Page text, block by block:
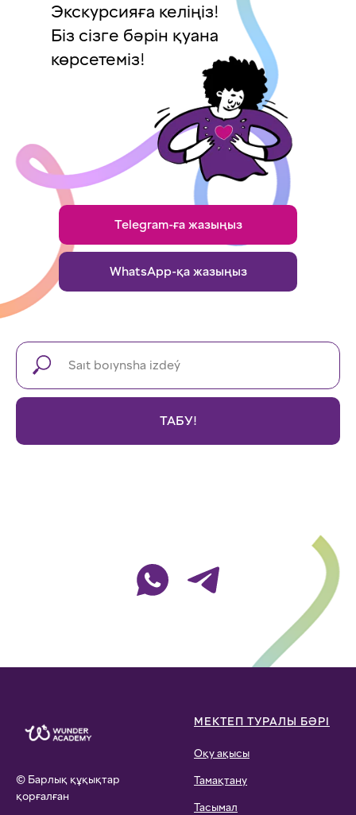
Экскурсияға келіңіз!
Біз сізге бәрін қуана
көрсетеміз!
Telegram-ға жазыңыз
WhatsApp-қа жазыңыз
ТАБУ!
© Барлық құқықтар
қорғалған
МЕКТЕП ТУРАЛЫ БӘРІ
Оқу ақысы
Тамақтану
Тасымал